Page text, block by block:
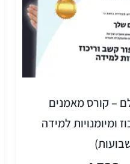
– קורס מאמנים
ומיומנויות למידה